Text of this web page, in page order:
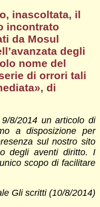
inascoltata, il
incontrato
da Mosul
degli
nome del
di orrori tali
di
8/2014 un articolo di
a disposizione per
sul nostro sito
degli aventi diritto. I
scopo di facilitare
Gli scritti (10/8/2014)